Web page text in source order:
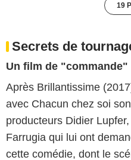
19
Secrets de
Un film de "commande"
Après Brillantissime
avec Chacun chez soi
producteurs Didier
Farrugia qui lui ont
cette comédie, dont le